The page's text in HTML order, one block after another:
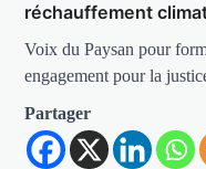
réchauffement
Voix du Paysan pour
engagement pour la
Partager